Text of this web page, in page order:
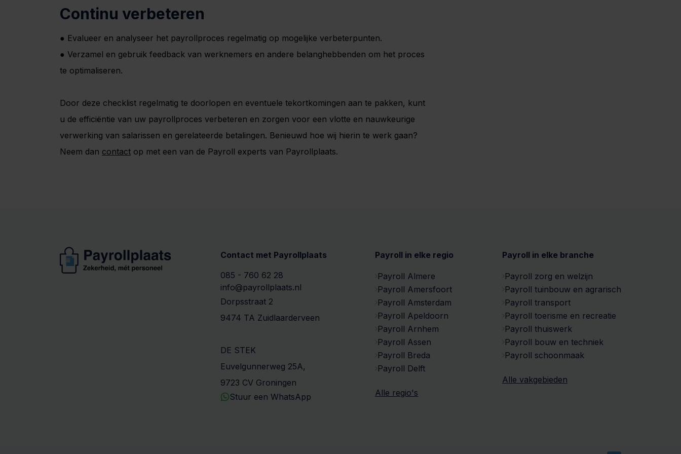
Continu verbeteren
● Evalueer en analyseer het payrollproces regelmatig op mogelijke verbeterpunten.
● Verzamel en gebruik feedback van werknemers en andere belanghebbenden om het proces
te optimaliseren.
Door deze checklist regelmatig te doorlopen en eventuele tekortkomingen aan te pakken, kunt
u de efficiëntie van uw payrollproces verbeteren en zorgen voor een vlotte en nauwkeurige
verwerking van salarissen en gerelateerde betalingen. Benieuwd hoe wij hierin te werk gaan?
Neem dan contact op met een van de Payroll experts van Payrollplaats.
Contact met Payrollplaats
085 - 760 62 28
info@payrollplaats.nl
Dorpsstraat 2
9474 TA Zuidlaarderveen
DE STEK
Euvelgunnerweg 25A,
9723 CV Groningen
Stuur een WhatsApp
Payroll in elke regio
Payroll Almere
Payroll Amersfoort
Payroll Amsterdam
Payroll Apeldoorn
Payroll Arnhem
Payroll Assen
Payroll Breda
Payroll Delft
Alle regio's
Payroll in elke branche
Payroll zorg en welzijn
Payroll tuinbouw en agrarisch
Payroll transport
Payroll toerisme en recreatie
Payroll thuiswerk
Payroll bouw en techniek
Payroll schoonmaak
Alle vakgebieden